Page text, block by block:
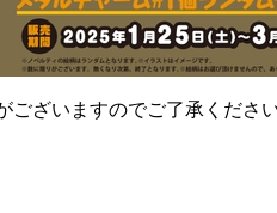
ございますのでご了承くださ